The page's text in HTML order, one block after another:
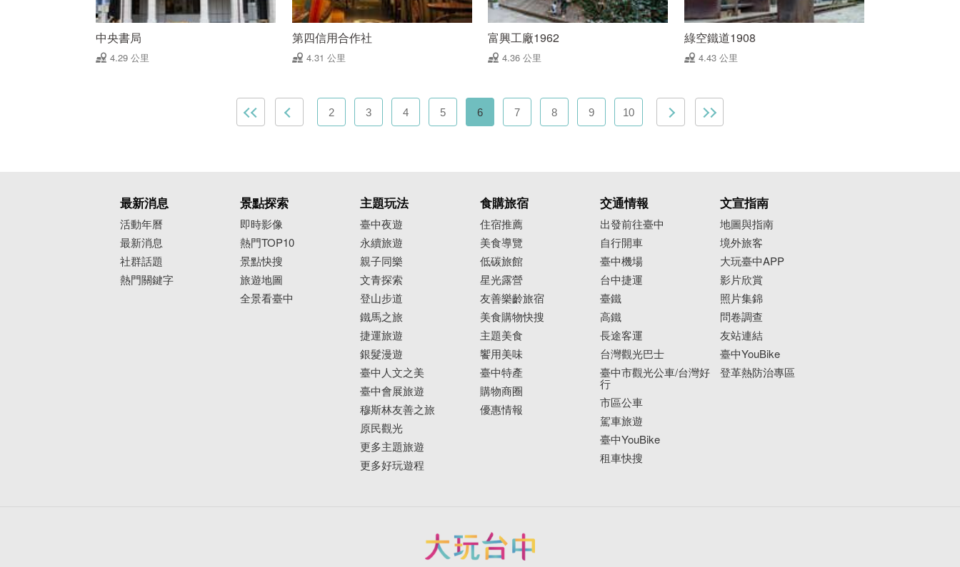
中央書局
4.29 公里
第四信用合作社
4.31 公里
富興工廠1962
4.36 公里
綠空鐵道1908
4.43 公里
2 3 4 5 6 7 8 9 10
最新消息
活動年曆
最新消息
社群話題
熱門關鍵字
景點探索
即時影像
熱門TOP10
景點快搜
旅遊地圖
全景看臺中
主題玩法
臺中夜遊
永續旅遊
親子同樂
文青探索
登山步道
鐵馬之旅
捷運旅遊
銀髮漫遊
臺中人文之美
臺中會展旅遊
穆斯林友善之旅
原民觀光
更多主題旅遊
更多好玩遊程
食購旅宿
住宿推薦
美食導覽
低碳旅館
星光露營
友善樂齡旅宿
美食購物快搜
主題美食
饗用美味
臺中特產
購物商圈
優惠情報
交通情報
出發前往臺中
自行開車
臺中機場
台中捷運
臺鐵
高鐵
長途客運
台灣觀光巴士
臺中市觀光公車/台灣好
行
市區公車
駕車旅遊
臺中YouBike
租車快搜
文宣指南
地圖與指南
境外旅客
大玩臺中APP
影片欣賞
照片集錦
問卷調查
友站連結
臺中YouBike
登革熱防治專區